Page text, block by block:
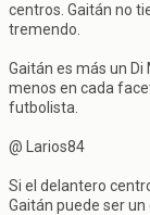
centros. Gaitán no
tremendo.
Gaitán es más un
menos en cada
futbolista.
@ Larios84
Si el delantero
Gaitán puede ser